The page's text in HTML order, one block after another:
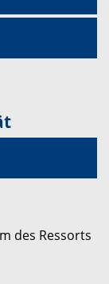
des Ressorts